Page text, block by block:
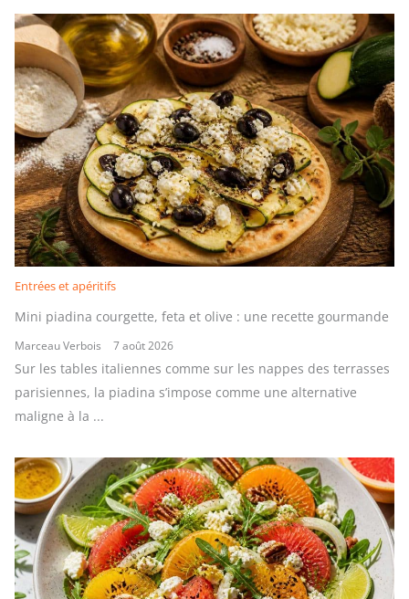
Entrées et apéritifs
Mini piadina courgette, feta et olive : une recette gourmande
Marceau Verbois 7 août 2026
Sur les tables italiennes comme sur les nappes des terrasses
parisiennes, la piadina s’impose comme une alternative
maligne à la ...